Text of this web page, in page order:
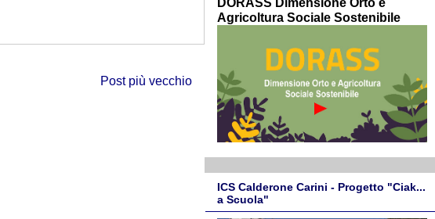
Post più vecchio
Agricoltura Sociale Sostenibile
ICS Calderone Carini - Progetto "Ciak...
a Scuola"